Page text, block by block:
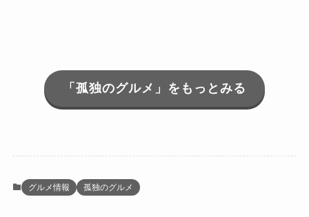
「孤独のグルメ」をもっとみる
グルメ情報 孤独のグルメ